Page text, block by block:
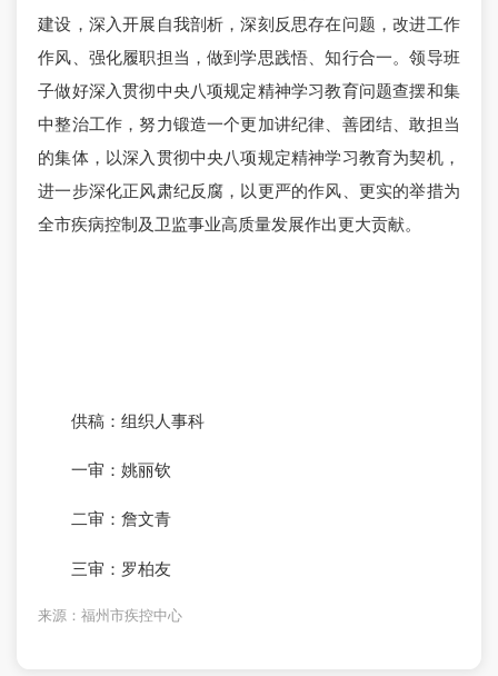
建设，深入开展自我剖析，深刻反思存在问题，改进工作
作风、强化履职担当，做到学思践悟、知行合一。领导班
子做好深入贯彻中央八项规定精神学习教育问题查摆和集
中整治工作，努力锻造一个更加讲纪律、善团结、敢担当
的集体，以深入贯彻中央八项规定精神学习教育为契机，
进一步深化正风肃纪反腐，以更严的作风、更实的举措为
全市疾病控制及卫监事业高质量发展作出更大贡献。
供稿：组织人事科
一审：姚丽钦
二审：詹文青
三审：罗柏友
来源：福州市疾控中心